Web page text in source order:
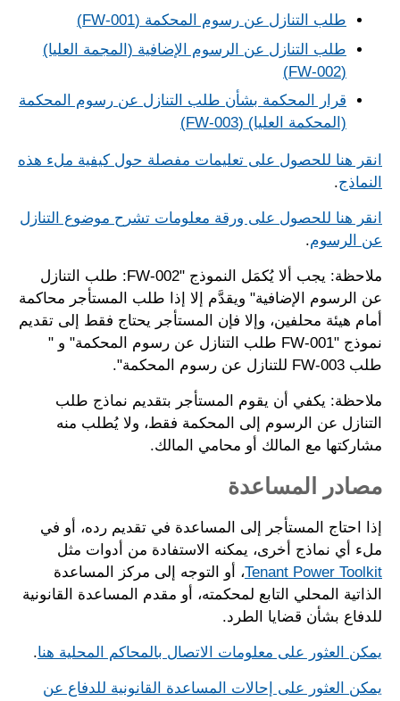
طلب التنازل عن رسوم المحكمة (FW-001)
طلب التنازل عن الرسوم الإضافية (المجمة العليا)
(FW-002)
قرار المحكمة بشأن طلب التنازل عن رسوم المحكمة
(المحكمة العليا) (FW-003)
انقر هنا للحصول على تعليمات مفصلة حول كيفية ملء هذه
النماذج.
انقر هنا للحصول على ورقة معلومات تشرح موضوع التنازل
عن الرسوم.
ملاحظة: يجب ألا يُكمَل النموذج "FW-002: طلب التنازل
عن الرسوم الإضافية" ويقدَّم إلا إذا طلب المستأجر محاكمة
أمام هيئة محلفين، وإلا فإن المستأجر يحتاج فقط إلى تقديم
نموذج "FW-001 طلب التنازل عن رسوم المحكمة" و "
طلب FW-003 للتنازل عن رسوم المحكمة".
ملاحظة: يكفي أن يقوم المستأجر بتقديم نماذج طلب
التنازل عن الرسوم إلى المحكمة فقط، ولا يُطلب منه
مشاركتها مع المالك أو محامي المالك.
مصادر المساعدة
إذا احتاج المستأجر إلى المساعدة في تقديم رده، أو في
ملء أي نماذج أخرى، يمكنه الاستفادة من أدوات مثل
Tenant Power Toolkit، أو التوجه إلى مركز المساعدة
الذاتية المحلي التابع لمحكمته، أو مقدم المساعدة القانونية
للدفاع بشأن قضايا الطرد.
يمكن العثور على معلومات الاتصال بالمحاكم المحلية هنا.
يمكن العثور على إحالات المساعدة القانونية للدفاع عن